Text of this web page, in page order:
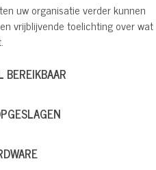
uw organisatie verder kunnen
vrijblijvende toelichting over wat